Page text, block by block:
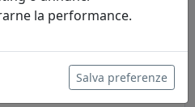
la performance.
Salva preferenze